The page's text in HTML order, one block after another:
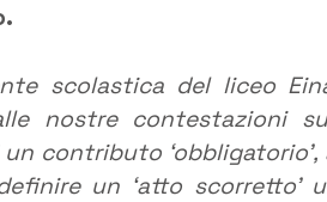
scolastica del liceo
nostre contestazioni
contributo
un ‘atto scorretto’